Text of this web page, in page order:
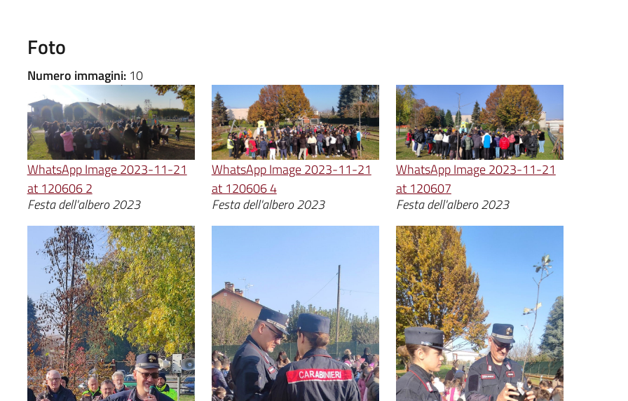
Foto
Numero immagini:10
WhatsApp Image 2023-11-21
at 120606 2
Festa dell'albero 2023
WhatsApp Image 2023-11-21
at 120606 4
Festa dell'albero 2023
WhatsApp Image 2023-11-21
at 120607
Festa dell'albero 2023